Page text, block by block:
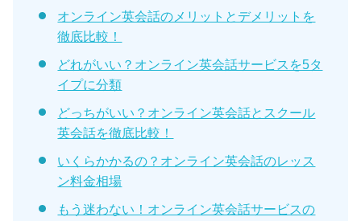
オンライン英会話のメリットとデメリットを
徹底比較！
どれがいい？オンライン英会話サービスを5タ
イプに分類
どっちがいい？オンライン英会話とスクール
英会話を徹底比較！
いくらかかるの？オンライン英会話のレッス
ン料金相場
もう迷わない！オンライン英会話サービスの